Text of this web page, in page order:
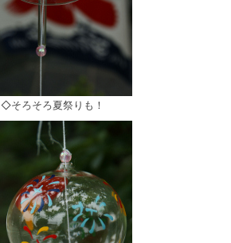
◇そろそろ夏祭りも！